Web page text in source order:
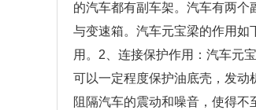
的汽车都有副车架。汽车有两
与变速箱。汽车元宝梁的作用
用。2、连接保护作用：汽车元
可以一定程度保护油底壳，发动
阻隔汽车的震动和噪音，使得